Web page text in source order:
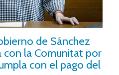
de Sánchez
con la Comunitat por
con el pago del